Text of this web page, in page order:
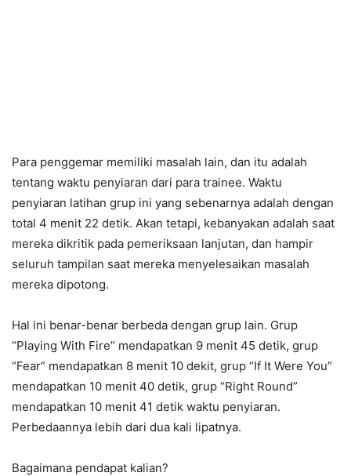
Para penggemar memiliki masalah lain, dan itu adalah
tentang waktu penyiaran dari para trainee. Waktu
penyiaran latihan grup ini yang sebenarnya adalah dengan
total 4 menit 22 detik. Akan tetapi, kebanyakan adalah saat
mereka dikritik pada pemeriksaan lanjutan, dan hampir
seluruh tampilan saat mereka menyelesaikan masalah
mereka dipotong.
Hal ini benar-benar berbeda dengan grup lain. Grup
“Playing With Fire” mendapatkan 9 menit 45 detik, grup
“Fear” mendapatkan 8 menit 10 dekit, grup “If It Were You”
mendapatkan 10 menit 40 detik, grup “Right Round”
mendapatkan 10 menit 41 detik waktu penyiaran.
Perbedaannya lebih dari dua kali lipatnya.
Bagaimana pendapat kalian?